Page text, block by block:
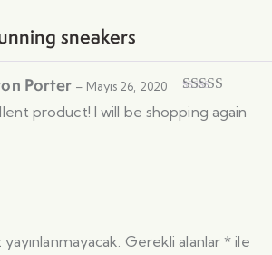
sneakers
Rated
out
of 5
Porter – Mayıs 26, 2020
product! I will be shopping again
Gerekli alanlar* ile